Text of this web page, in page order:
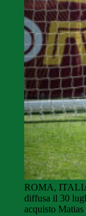
ROMA,
diffusa il 30
acquisto